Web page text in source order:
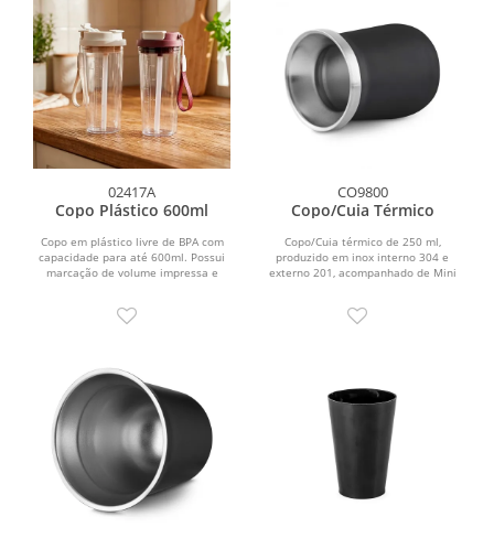
02417A
Copo Plástico 600ml
Copo em plástico livre de BPA com
capacidade para até 600ml. Possui
marcação de volume impressa e
CO9800
Copo/Cuia Térmico
Copo/Cuia térmico de 250 ml,
produzido em inox interno 304 e
externo 201, acompanhado de Mini